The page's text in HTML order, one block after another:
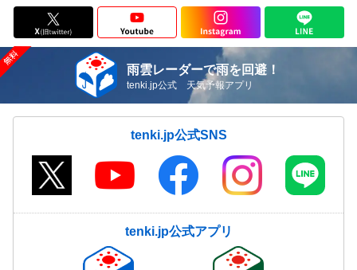
雨雲レーダーで雨を回避！
tenki.jp公式 天気予報アプリ
tenki.jp公式SNS
tenki.jp公式アプリ